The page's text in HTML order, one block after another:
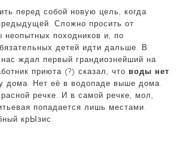
перед собой новую цель, когда
Сложно просить от
неопытных походников и, по
детей идти дальше. В
ждал первый грандиознейший на
приюта (?) сказал, что воды нет
дома. Нет её в водопаде выше дома.
речке. И в самой речке, мол,
попадается лишь местами.
крЫзис.